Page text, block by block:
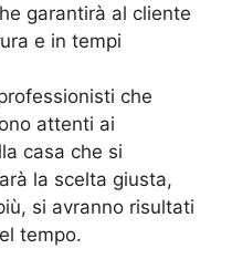
garantirà al cliente
e in tempi
che
attenti ai
casa che si
la scelta giusta,
si avranno risultati
tempo.